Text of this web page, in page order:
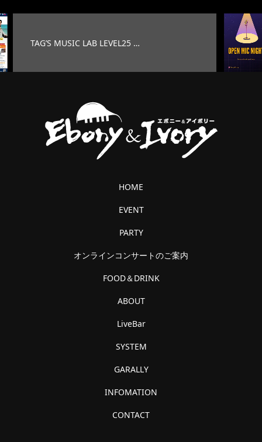
… オープンマイク
HOME
EVENT
PARTY
オンラインコンサートのご案内
FOOD＆DRINK
ABOUT
LiveBar
SYSTEM
GARALLY
INFOMATION
CONTACT